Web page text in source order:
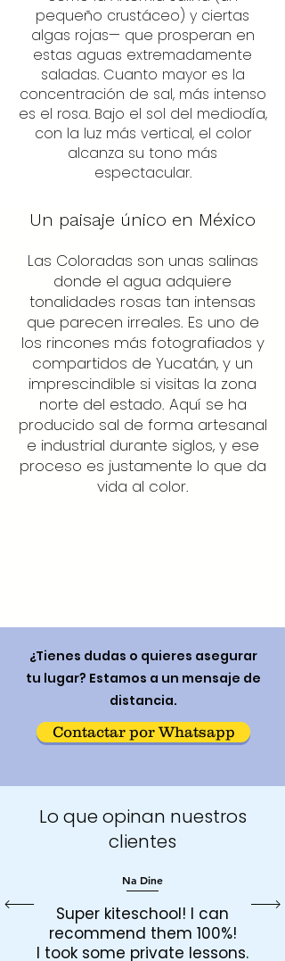
pequeño crustáceo) y ciertas
algas rojas— que prosperan en
estas aguas extremadamente
saladas. Cuanto mayor es la
concentración de sal, más intenso
es el rosa. Bajo el sol del mediodía,
con la luz más vertical, el color
alcanza su tono más
espectacular.
Un paisaje único en México
Las Coloradas son unas salinas
donde el agua adquiere
tonalidades rosas tan intensas
que parecen irreales. Es uno de
los rincones más fotografiados y
compartidos de Yucatán, y un
imprescindible si visitas la zona
norte del estado. Aquí se ha
producido sal de forma artesanal
e industrial durante siglos, y ese
proceso es justamente lo que da
vida al color.
¿Tienes dudas o quieres asegurar
tu lugar? Estamos a un mensaje de
distancia.
Contactar por Whatsapp
Lo que opinan nuestros
clientes
Na Dine
Super kiteschool! I can
recommend them 100%!
I took some private lessons.